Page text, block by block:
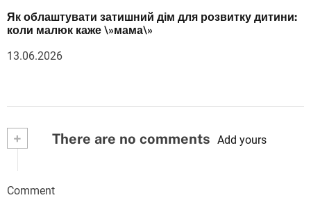
Як облаштувати затишний дім для розвитку дитини:
коли малюк каже \»мама\»
13.06.2026
+ There are no comments Add yours
Comment